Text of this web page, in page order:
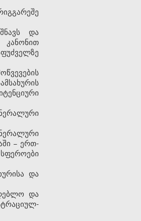
და
− ერთ-
და
და